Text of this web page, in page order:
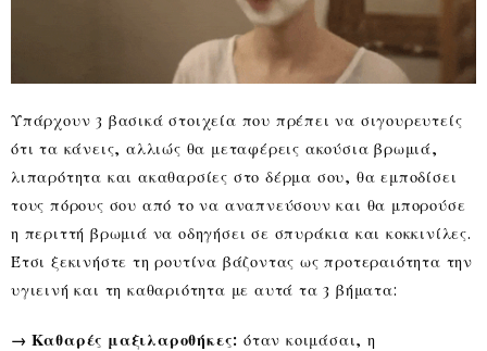
Υπάρχουν 3 βασικά στοιχεία που πρέπει να σιγουρευτείς
ότι τα κάνεις, αλλιώς θα μεταφέρεις ακούσια βρωμιά,
λιπαρότητα και ακαθαρσίες στο δέρμα σου, θα εμποδίσει
τους πόρους σου από το να αναπνεύσουν και θα μπορούσε
η περιττή βρωμιά να οδηγήσει σε σπυράκια και κοκκινίλες.
Έτσι ξεκινήστε τη ρουτίνα βάζοντας ως προτεραιότητα την
υγιεινή και τη καθαριότητα με αυτά τα 3 βήματα:
→ Καθαρές μαξιλαροθήκες: όταν κοιμάσαι, η